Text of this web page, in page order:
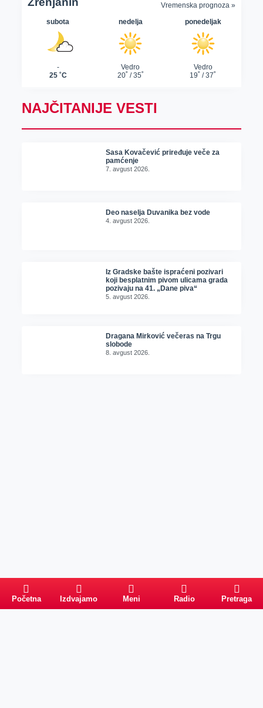
NAJČITANIJE VESTI
Sasa Kovačević priređuje veče za
pamćenje
7. avgust 2026.
Deo naselja Duvanika bez vode
4. avgust 2026.
Iz Gradske bašte ispraćeni pozivari
koji besplatnim pivom ulicama grada
pozivaju na 41. „Dane piva“
5. avgust 2026.
Dragana Mirković večeras na Trgu
slobode
8. avgust 2026.
Početna Izdvajamo Meni Radio Pretraga